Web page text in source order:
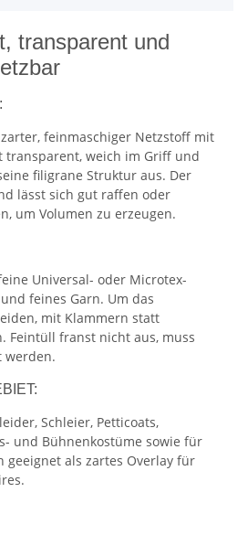
transparent und
feinmaschiger Netzstoff mit
transparent, weich im Griff und
filigrane Struktur aus. Der
lässt sich gut raffen oder
um Volumen zu erzeugen.
Universal- oder Microtex-
feines Garn. Um das
mit Klammern statt
Feintüll franst nicht aus, muss
werden.
Schleier, Petticoats,
und Bühnenkostüme sowie für
geeignet als zartes Overlay für